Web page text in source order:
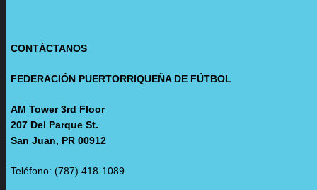
CONTÁCTANOS
FEDERACIÓN PUERTORRIQUEÑA DE FÚTBOL
AM Tower 3rd Floor
207 Del Parque St.
San Juan, PR 00912
Teléfono: (787) 418-1089